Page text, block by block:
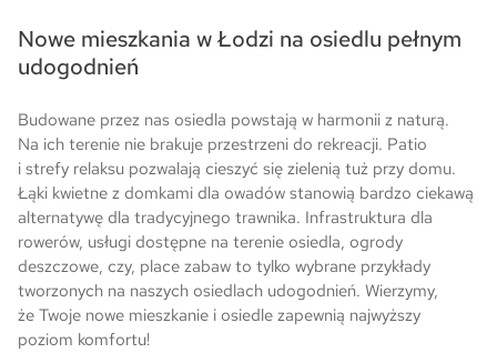
Nowe mieszkania w Łodzi na osiedlu pełnym
udogodnień
Budowane przez nas osiedla powstają w harmonii z naturą.
Na ich terenie nie brakuje przestrzeni do rekreacji. Patio
i strefy relaksu pozwalają cieszyć się zielenią tuż przy domu.
Łąki kwietne z domkami dla owadów stanowią bardzo ciekawą
alternatywę dla tradycyjnego trawnika. Infrastruktura dla
rowerów, usługi dostępne na terenie osiedla, ogrody
deszczowe, czy, place zabaw to tylko wybrane przykłady
tworzonych na naszych osiedlach udogodnień. Wierzymy,
że Twoje nowe mieszkanie i osiedle zapewnią najwyższy
poziom komfortu!